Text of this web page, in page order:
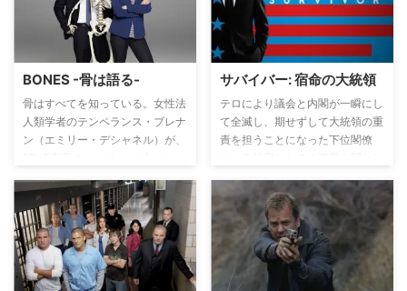
た最新テレビシリーズ。オリジナ
ル版の「ハワイ5-0」は、ベンチ
ャーズの演奏でも有名なオープニ
ングソングで有名。最新版の本作
においても、オープニングソング
のイメージはそのままに、オリジ
ナル版のコンセプトを踏襲しつ
つ、大迫力のアクションや、舞台
勢を織り込み、オリジナル版をは
るかに上回る見どころ満載の大ヒ
ット犯罪ドラマ。
BONES -骨は語る-
骨はすべてを知っている。女性法
人類学者のテンペランス・ブレナ
ン（エミリー・デシャネル）が、
に、各地で巻き起こる凶悪犯罪の
事件現場で発見された白骨死体や
遺体の骨から難事件解決の糸口を
見つけ出していく、新感覚クライ
ム・サスペンス。
サバイバー: 宿命の大統領
テロにより議会と内閣が一瞬にし
て全滅し、期せずして大統領の重
責を担うことになった下位閣僚
て、多くの若いスタッフと共に政
府を再建する。と同時に、テロの
目的や犯人、内通者を探すために
FBIが多くの犠牲を払いながら隠
された真実に迫っていく。